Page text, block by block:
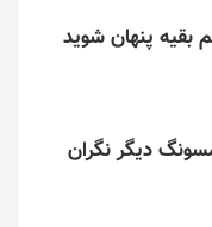
دیگر نگران